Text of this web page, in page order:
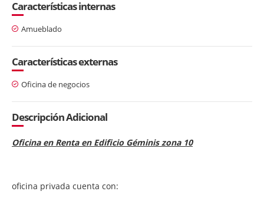
Características internas
Amueblado
Características externas
Oficina de negocios
Descripción Adicional
Oficina en Renta en Edificio Géminis zona 10
oficina privada cuenta con: